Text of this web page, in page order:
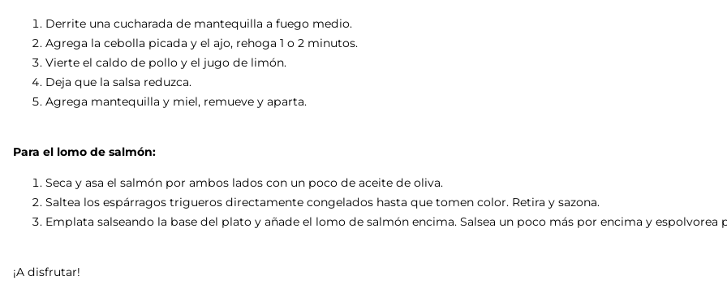
Derrite una cucharada de mantequilla a fuego medio.
Agrega la cebolla picada y el ajo, rehoga 1 o 2 minutos.
Vierte el caldo de pollo y el jugo de limón.
Deja que la salsa reduzca.
Agrega mantequilla y miel, remueve y aparta.
Para el lomo de salmón:
Seca y asa el salmón por ambos lados con un poco de aceite de oliva.
Saltea los espárragos trigueros directamente congelados hasta que tomen color. Retira y sazona.
Emplata salseando la base del plato y añade el lomo de salmón encima. Salsea un poco más por encima y espolvorea
¡A disfrutar!